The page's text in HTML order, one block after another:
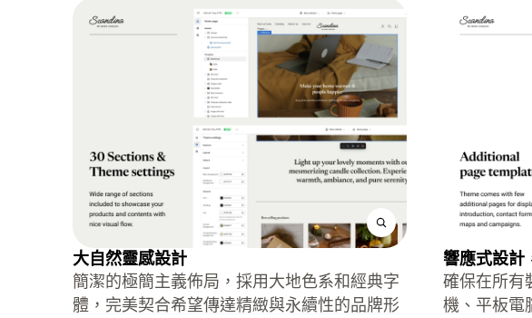
大自然靈感設計
簡潔的極簡主義佈局，採用大地色系和經典字
體，完美契合希望傳達精緻與永續性的品牌形
響應式設計
確保在所有
機、平板電